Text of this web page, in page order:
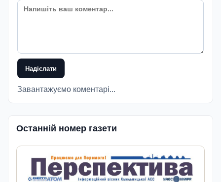
Надіслати
Завантажуємо коментарі...
Останній номер газети